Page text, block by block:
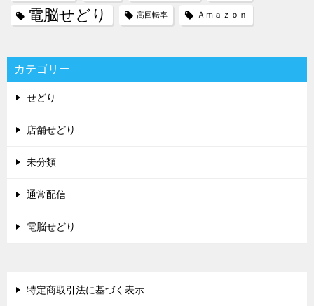
電脳せどり 高回転率 Ａｍａｚｏｎ
カテゴリー
せどり
店舗せどり
未分類
通常配信
電脳せどり
特定商取引法に基づく表示